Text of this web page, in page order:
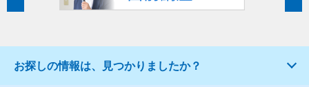
お探しの情報は、見つかりましたか？